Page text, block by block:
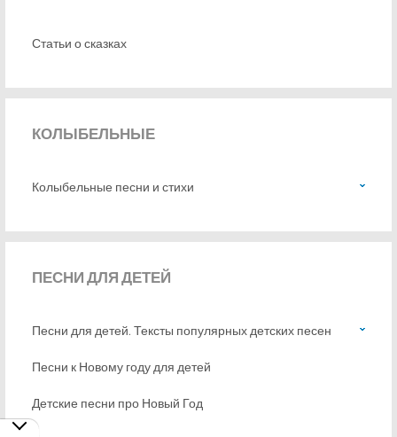
Статьи о сказках
КОЛЫБЕЛЬНЫЕ
Колыбельные песни и стихи
ПЕСНИДЛЯ ДЕТЕЙ
Песни для детей. Тексты популярных детских песен
Песни к Новому году для детей
Детские песни про Новый Год